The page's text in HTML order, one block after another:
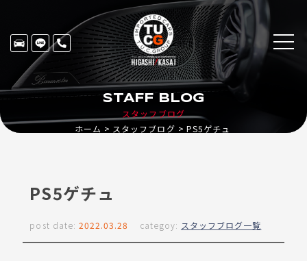
スタッフブログ
STAFF BLOG
ホーム スタッフブログ PS5ゲチュ
PS5ゲチュ
post date: 2022.03.28 categoy: スタッフブログ一覧